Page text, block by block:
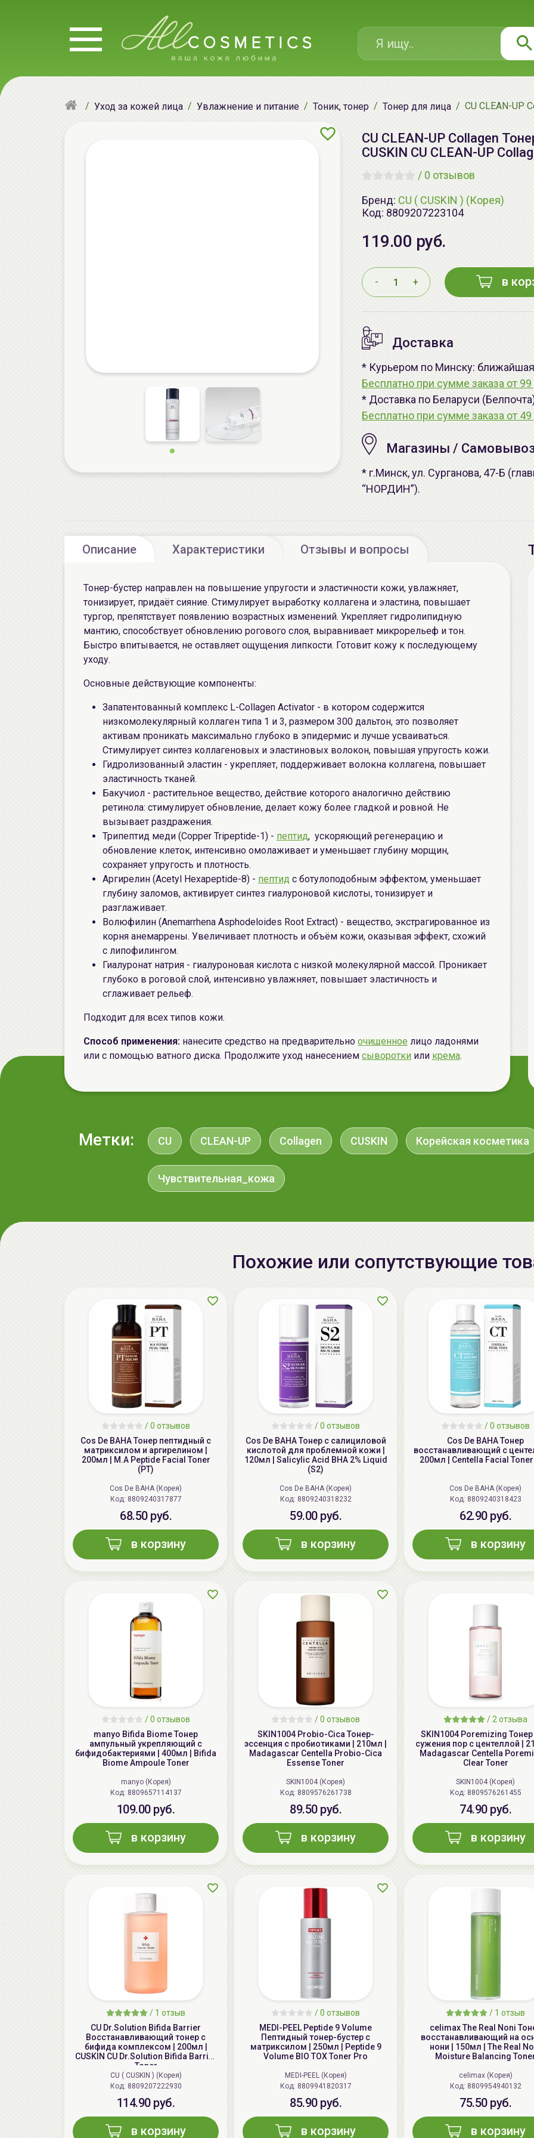
Уход за кожей лица Увлажнение и питание Тоник, тонер Тонер для лица CU CLEAN-UP
CU CLEAN-UP Collagen
CUSKIN CU CLEAN-UP
/ 0 отзывов
Бренд: CU ( CUSKIN ) (Корея)
Код: 8809207223104
119.00 руб.
- + в
Доставка
* Курьером по Минску: ближайшая
Бесплатно при сумме заказа от 99
* Доставка по Беларуси
Бесплатно при сумме заказа от 49
Магазины /
* г.Минск, ул. Сурганова, 47-Б
“НОРДИН”).
Описание Характеристики Отзывы и вопросы
Тонер-бустер направлен на повышение упругости и эластичности кожи, увлажняет,
тонизирует, придаёт сияние. Стимулирует выработку коллагена и эластина, повышает
тургор, препятствует появлению возрастных изменений. Укрепляет гидролипидную
мантию, способствует обновлению рогового слоя, выравнивает микрорельеф и тон.
Быстро впитывается, не оставляет ощущения липкости. Готовит кожу к последующему
уходу.
Основные действующие компоненты:
Запатентованный комплекс L-Collagen Activator - в котором содержится
низкомолекулярный коллаген типа 1 и 3, размером 300 дальтон, это позволяет
активам проникать максимально глубоко в эпидермис и лучше усваиваться.
Стимулирует синтез коллагеновых и эластиновых волокон, повышая упругость кожи.
Гидролизованный эластин - укрепляет, поддерживает волокна коллагена, повышает
эластичность тканей.
Бакучиол - растительное вещество, действие которого аналогично действию
ретинола: стимулирует обновление, делает кожу более гладкой и ровной. Не
вызывает раздражения.
Трипептид меди (Copper Tripeptide-1) - пептид, ускоряющий регенерацию и
обновление клеток, интенсивно омолаживает и уменьшает глубину морщин,
сохраняет упругость и плотность.
Аргирелин (Acetyl Hexapeptide-8) - пептид с ботулоподобным эффектом, уменьшает
глубину заломов, активирует синтез гиалуроновой кислоты, тонизирует и
разглаживает.
Волюфилин (Anemarrhena Asphodeloides Root Extract) - вещество, экстрагированное из
корня анемаррены. Увеличивает плотность и объём кожи, оказывая эффект, схожий
с липофилингом.
Гиалуронат натрия - гиалуроновая кислота с низкой молекулярной массой. Проникает
глубоко в роговой слой, интенсивно увлажняет, повышает эластичность и
сглаживает рельеф.
Подходит для всех типов кожи.
Способ применения: нанесите средство на предварительно очищенное лицо ладонями
или с помощью ватного диска. Продолжите уход нанесением сыворотки или крема.
Метки: CU CLEAN-UP Collagen CUSKIN Корейская косметика
Чувствительная_кожа
Похожие или сопутствующие
/0 отзывов
Cos De BAHA Тонер пептидный с
матриксилом и аргирелином |
200мл | M.A Peptide Facial Toner
(PT)
Cos De BAHA (Корея)
Код: 8809240317877
68.50 руб.
в корзину
/0 отзывов
Cos De BAHA Тонер с салициловой
кислотой для проблемной кожи |
120мл | Salicylic Acid BHA 2% Liquid
(S2)
Cos De BAHA (Корея)
Код: 8809240318232
59.00 руб.
в корзину
/0 отзывов
Cos De BAHA Тонер
восстанавливающий с
200мл | Centella Facial Toner
Cos De BAHA (Корея)
Код: 8809240318423
62.90 руб.
в корзину
/0 отзывов
manyo Bifida Biome Тонер
aмпульный укрепляющий с
бифидобактериями | 400мл | Bifida
Biome Ampoule Toner
manyo (Корея)
Код: 8809657114137
109.00 руб.
в корзину
/0 отзывов
SKIN1004 Probio-Cica Тонер-
эссенция с пробиотиками | 210мл |
Madagascar Centella Probio-Cica
Essense Toner
SKIN1004 (Корея)
Код: 8809576261738
89.50 руб.
в корзину
/ 2 отзыва
SKIN1004 Poremizing
сужения пор с центеллой |
Madagascar Centella
Clear Toner
SKIN1004 (Корея)
Код: 8809576261455
74.90 руб.
в корзину
/ 1 отзыв
CU Dr.Solution Bifida Barrier
Восстанавливающий тонер с
бифида комплексом | 200мл |
CUSKIN CU Dr.Solution Bifida Barrier
Toner
CU ( CUSKIN ) (Корея)
Код: 8809207222930
114.90 руб.
в корзину
/0 отзывов
MEDI-PEEL Peptide 9 Volume
Пептидный тонер-бустер с
матриксилом | 250мл | Peptide 9
Volume BIO TOX Toner Pro
MEDI-PEEL (Корея)
Код: 8809941820317
85.90 руб.
в корзину
/ 1 отзыв
celimax The Real Noni
восстанавливающий на
нони | 150мл | The Real
Moisture Balancing
celimax (Корея)
Код: 8809954940132
75.50 руб.
в корзину